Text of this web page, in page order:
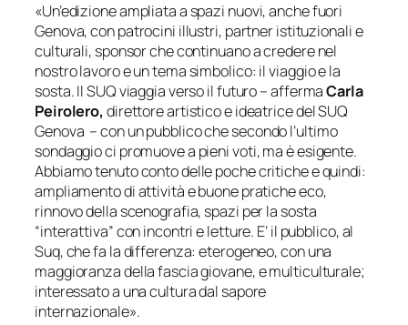
«Un’edizione ampliata a spazi nuovi, anche fuori
Genova, con patrocini illustri, partner istituzionali e
culturali, sponsor che continuano a credere nel
nostro lavoro e un tema simbolico: il viaggio e la
sosta. Il SUQ viaggia verso il futuro –affermaCarla
Peirolero, direttore artistico e ideatrice del SUQ
Genova – con un pubblico che secondo l’ultimo
sondaggio ci promuove a pieni voti, ma è esigente.
Abbiamo tenuto conto delle poche critiche e quindi:
ampliamento di attività e buone pratiche eco,
rinnovo della scenografia, spazi per la sosta
“interattiva” con incontri e letture. E’ il pubblico, al
Suq, che fa la differenza: eterogeneo, con una
maggioranza della fascia giovane, e multiculturale;
interessato a una cultura dal sapore
internazionale».